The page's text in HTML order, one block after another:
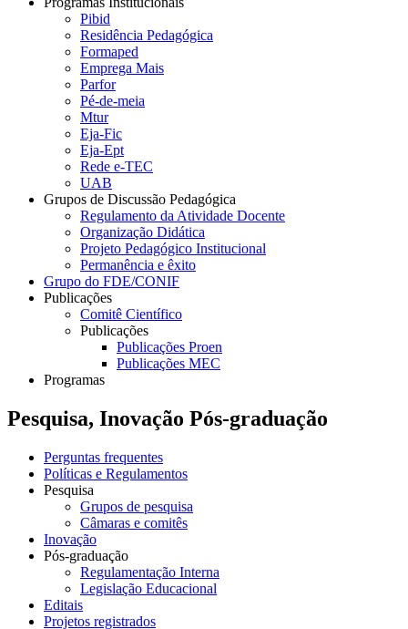
Pibid
Residência Pedagógica
Formaped
Emprega Mais
Parfor
Pé-de-meia
Mtur
Eja-Fic
Eja-Ept
Rede e-TEC
UAB
Grupos de Discussão Pedagógica
Regulamento da Atividade Docente
Organização Didática
Projeto Pedagógico Institucional
Permanência e êxito
Grupo do FDE/CONIF
Publicações
Comitê Científico
Publicações
Publicações Proen
Publicações MEC
Programas
Pesquisa, Inovação Pós-graduação
Perguntas frequentes
Políticas e Regulamentos
Pesquisa
Grupos de pesquisa
Câmaras e comitês
Inovação
Pós-graduação
Regulamentação Interna
Legislação Educacional
Editais
Projetos registrados